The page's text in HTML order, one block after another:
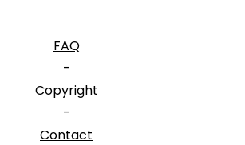
FAQ
-
Copyright
-
Contact